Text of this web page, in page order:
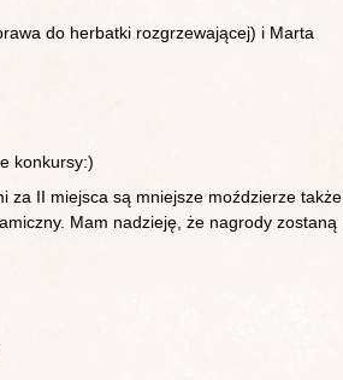
do herbatki rozgrzewającej) i Marta
konkursy:)
za II miejsca są mniejsze moździerze także
Mam nadzieję, że nagrody zostaną